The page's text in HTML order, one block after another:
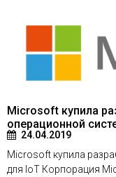
Microsoft купила
операционной
24.04.2019
Microsoft купила
для IoT Корпорация